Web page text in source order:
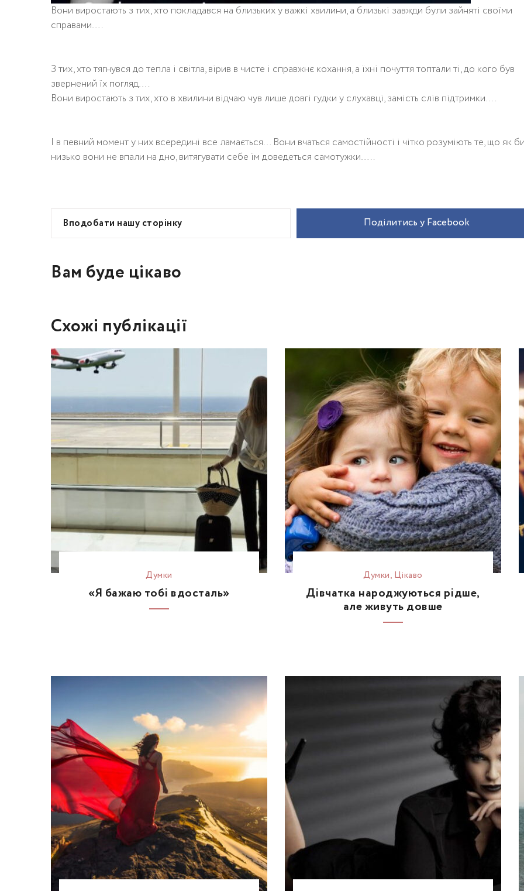
Вони виростають з тих, хто покладався на близьких у важкі хвилини, а близькі завжди були зайняті своїми
справами….
З тих, хто тягнувся до тепла і світла, вірив в чисте і справжнє кохання, а їхні почуття топтали ті, до кого був
звернений їх погляд….
Вони виростають з тих, хто в хвилини відчаю чув лише довгі гудки у слухавці, замість слів підтримки….
І в певний момент у них всередині все ламається… Вони вчаться самостійності і чітко розуміють те, що як
низько вони не впали на дно, витягувати себе їм доведеться самотужки…..
Вподобати нашу сторінку Поділитись у Facebook
Вам буде цікаво
Схожі публікації
Думки
«Я бажаю тобі вдосталь»
Думки, Цікаво
Дівчатка народжуються рідше,
але живуть довше